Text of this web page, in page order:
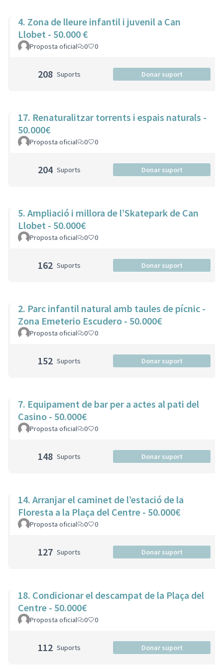
4. Zona de lleure infantil i juvenil a Can
Llobet - 50.000 €
Proposta oficial 0 0
208 Suports Donar suport
17. Renaturalitzar torrents i espais naturals -
50.000€
Proposta oficial 0 0
204 Suports Donar suport
5. Ampliació i millora de l’Skatepark de Can
Llobet - 50.000€
Proposta oficial 0 0
162 Suports Donar suport
2. Parc infantil natural amb taules de pícnic -
Zona Emeterio Escudero - 50.000€
Proposta oficial 0 0
152 Suports Donar suport
7. Equipament de bar per a actes al pati del
Casino - 50.000€
Proposta oficial 0 0
148 Suports Donar suport
14. Arranjar el caminet de l’estació de la
Floresta a la Plaça del Centre - 50.000€
Proposta oficial 0 0
127 Suports Donar suport
18. Condicionar el descampat de la Plaça del
Centre - 50.000€
Proposta oficial 0 0
112 Suports Donar suport